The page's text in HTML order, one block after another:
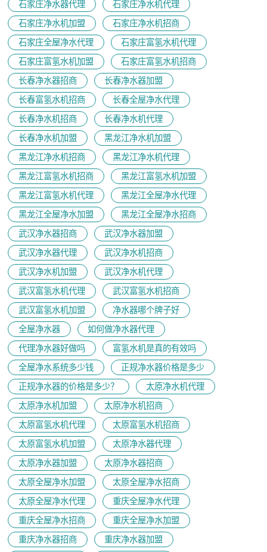
石家庄净水器代理
石家庄净水机代理
石家庄净水机加盟
石家庄净水机招商
石家庄全屋净水代理
石家庄富氢水机代理
石家庄富氢水机加盟
石家庄富氢水机招商
长春净水器招商
长春净水器加盟
长春富氢水机招商
长春全屋净水代理
长春净水机招商
长春净水机代理
长春净水机加盟
黑龙江净水机加盟
黑龙江净水机招商
黑龙江净水机代理
黑龙江富氢水机招商
黑龙江富氢水机加盟
黑龙江富氢水机代理
黑龙江全屋净水代理
黑龙江全屋净水加盟
黑龙江全屋净水招商
武汉净水器招商
武汉净水器加盟
武汉净水器代理
武汉净水机招商
武汉净水机加盟
武汉净水机代理
武汉富氢水机代理
武汉富氢水机招商
武汉富氢水机加盟
净水器哪个牌子好
全屋净水器
如何做净水器代理
代理净水器好做吗
富氢水机是真的有效吗
全屋净水系统多少钱
正规净水器价格是多少
正规净水器的价格是多少？
太原净水机代理
太原净水机加盟
太原净水机招商
太原富氢水机代理
太原富氢水机招商
太原富氢水机加盟
太原净水器代理
太原净水器加盟
太原净水器招商
太原全屋净水加盟
太原全屋净水招商
太原全屋净水代理
重庆全屋净水代理
重庆全屋净水招商
重庆全屋净水加盟
重庆净水器招商
重庆净水器加盟